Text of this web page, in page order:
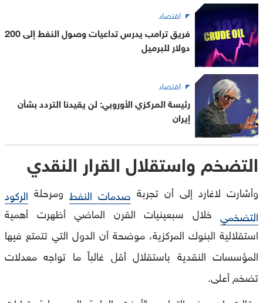
اقتصاد
فريق ترامب يدرس تداعيات وصول النفط إلى 200
دولار للبرميل
اقتصاد
رئيسة المركزي الأوروبي: لن يقيدنا التردد بشأن
إيران
التضخم واستقلال القرار النقدي
وأشارت لاغارد إلى أن تجربة صدمات النفط ومرحلة الركود
التضخمي خلال سبعينيات القرن الماضي أظهرت أهمية
استقلالية البنوك المركزية، موضحة أن الدول التي تتمتع فيها
المؤسسات النقدية باستقلال أقل غالباً ما تواجه معدلات
تضخم أعلى.